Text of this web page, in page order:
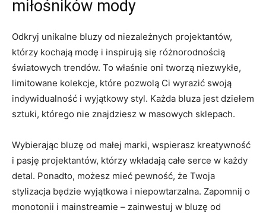
miłośników⁢ mody
Odkryj unikalne ⁤bluzy od ⁤niezależnych‍ projektantów,⁢
którzy kochają modę⁤ i inspirują się różnorodnością
światowych trendów. To właśnie ⁤oni tworzą ‍niezwykłe,
limitowane kolekcje, które pozwolą Ci wyrazić swoją
indywidualność i wyjątkowy styl. Każda bluza ⁤jest dziełem
sztuki, którego nie znajdziesz w masowych sklepach.
Wybierając bluzę od małej marki, wspierasz ⁢kreatywność
i pasję⁤ projektantów, którzy wkładają⁤ całe serce w każdy
detal. Ponadto, możesz mieć pewność, że Twoja
stylizacja będzie wyjątkowa i niepowtarzalna.‍ Zapomnij o
monotonii i mainstreamie – zainwestuj w bluzę‌ od